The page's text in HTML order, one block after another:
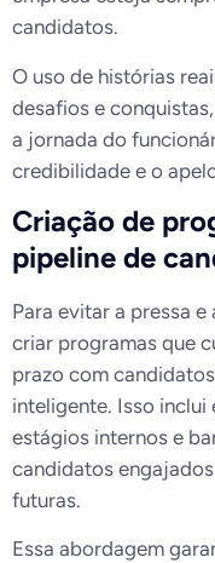
candidatos.
O uso de histórias
desafios e
a jornada do
credibilidade e o
Criação de
pipeline de
Para evitar a pressa
criar programas que
prazo com
inteligente. Isso inclui
estágios internos e
candidatos
futuras.
Essa abordagem